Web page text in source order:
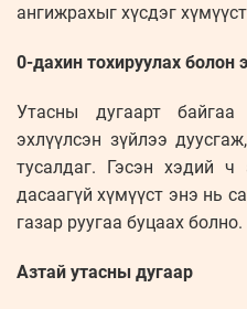
ангижрахыг хүсдэг
0-дахин тохируулах болон
Утасны дугаарт
эхлүүлсэн зүйлээ
тусалдаг. Гэсэн хэдий ч
дасаагүй хүмүүст энэ нь
газар руугаа буцаах болно.
Азтай утасны дугаар